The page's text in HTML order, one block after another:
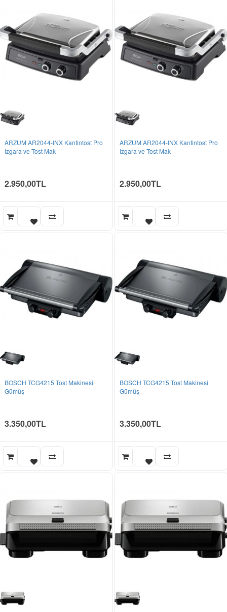
ARZUM AR2044-INX Kantintost Pro
Izgara ve Tost Mak
2.950,00TL
ARZUM AR2044-INX Kantintost Pro
Izgara ve Tost Mak
2.950,00TL
BOSCH TCG4215 Tost Makinesi
Gümüş
3.350,00TL
BOSCH TCG4215 Tost Makinesi
Gümüş
3.350,00TL